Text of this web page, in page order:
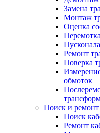
Замена
Монтаж
Оценка
Ремонт
Поверка
обмоток
Поиск и ремонт
Поиск
Ремонт